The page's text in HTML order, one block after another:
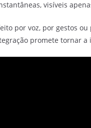
visíveis
por voz, por gestos
promete tornar